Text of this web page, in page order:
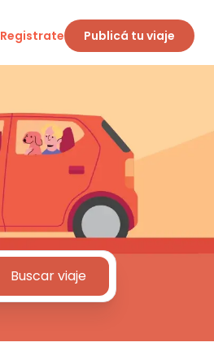
Registrate Publicá tu viaje
Buscar viaje